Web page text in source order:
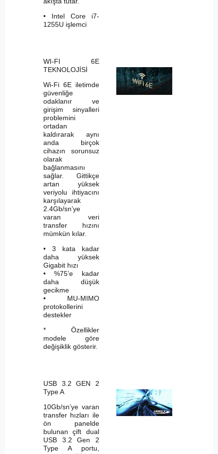
• Intel Core i7-
1255U işlemci
WI-FI 6E
TEKNOLOJİSİ
Wi-Fi 6E iletimde
güvenliğe
odaklanır ve
girişim sinyalleri
problemini
ortadan
kaldırarak aynı
anda birçok
cihazın sorunsuz
olarak
bağlanmasını
sağlar. Gittikçe
artan yüksek
veriyolu ihtiyacını
karşılayarak
2.4Gb/sn’ye
varan veri
transfer hızını
mümkün kılar.
• 3 kata kadar
daha yüksek
Gigabit hızı
• %75’e kadar
daha düşük
gecikme
• MU-MIMO
protokollerini
destekler
* Özellikler
modele göre
değişiklik gösterir.
USB 3.2 GEN 2
Type A
10Gb/sn’ye varan
transfer hızları ile
ön panelde
bulunan çift dual
USB 3.2 Gen 2
Type A portu,